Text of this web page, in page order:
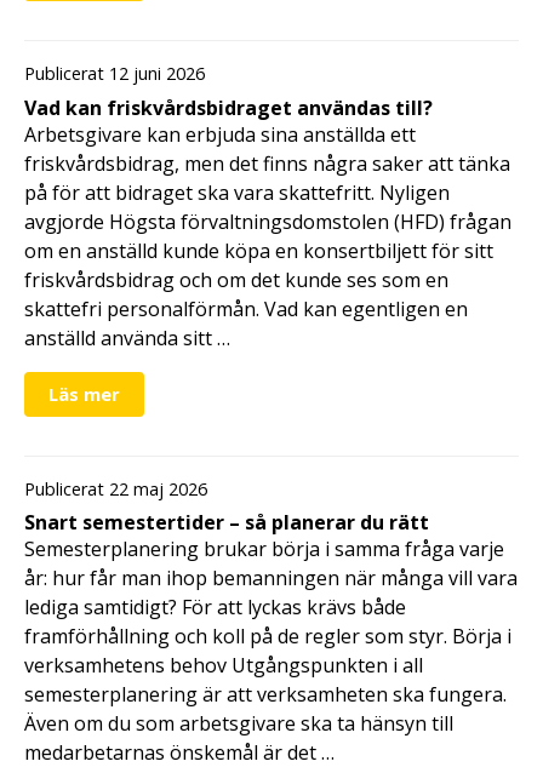
Publicerat 12 juni 2026
Vad kan friskvårdsbidraget användas till?
Arbetsgivare kan erbjuda sina anställda ett
friskvårdsbidrag, men det finns några saker att tänka
på för att bidraget ska vara skattefritt. Nyligen
avgjorde Högsta förvaltningsdomstolen (HFD) frågan
om en anställd kunde köpa en konsertbiljett för sitt
friskvårdsbidrag och om det kunde ses som en
skattefri personalförmån. Vad kan egentligen en
anställd använda sitt …
Läs mer
Publicerat 22 maj 2026
Snart semestertider – så planerar du rätt
Semesterplanering brukar börja i samma fråga varje
år: hur får man ihop bemanningen när många vill vara
lediga samtidigt? För att lyckas krävs både
framförhållning och koll på de regler som styr. Börja i
verksamhetens behov Utgångspunkten i all
semesterplanering är att verksamheten ska fungera.
Även om du som arbetsgivare ska ta hänsyn till
medarbetarnas önskemål är det …